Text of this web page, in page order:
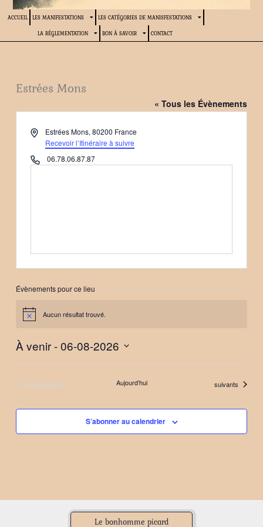
ACCUEIL LES MANIFESTATIONS LES CATÉGORIES DE MANISFESTATIONS
LA RÉGLEMENTATION BON À SAVOIR CONTACT
Estrées Mons
« Tous les Évènements
AdresseEstrées Mons, 80200 France
Recevoir l’Itinéraire à suivre
Téléphone06.78.06.87.87
Évènements pour ce lieu
Notice Aucun résultat trouvé.
À venir - 06-08-2026
Sélectionnez
date.Évènements
précédents Aujourd’hui Évènements
suivants
S’abonner au calendrier
Le bonhomme picard